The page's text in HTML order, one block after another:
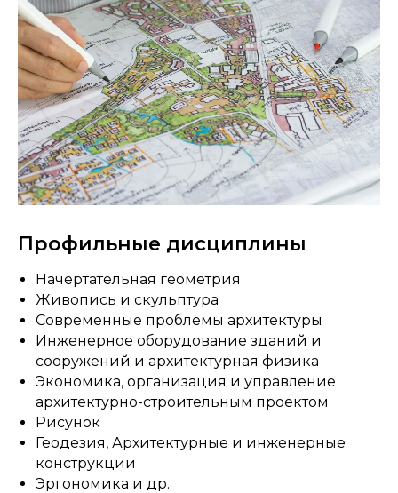
Профильные дисциплины
Начертательная геометрия
Живопись и скульптура
Современные проблемы архитектуры
Инженерное оборудование зданий и
сооружений и архитектурная физика
Экономика, организация и управление
архитектурно-строительным проектом
Рисунок
Геодезия, Архитектурные и инженерные
конструкции
Эргономика и др.